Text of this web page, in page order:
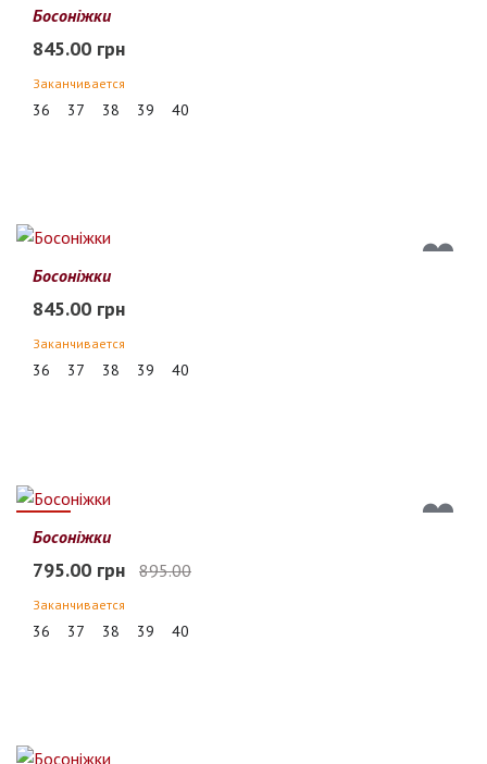
Босоніжки
845.00 грн
Заканчивается
36 37 38 39 40
Босоніжки
845.00 грн
Заканчивается
36 37 38 39 40
11%
Босоніжки
795.00 грн 895.00
Заканчивается
36 37 38 39 40